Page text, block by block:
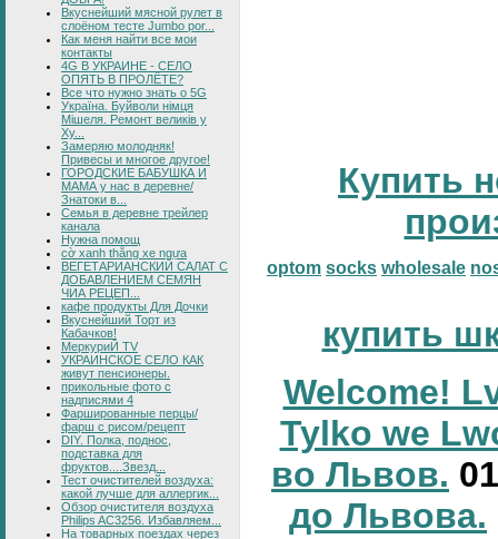
Вкуснейший мясной рулет в
слоёном тесте Jumbo por...
Как меня найти все мои
контакты
4G В УКРАИНЕ - СЕЛО
ОПЯТЬ В ПРОЛЁТЕ?
Все что нужно знать о 5G
Україна. Буйволи німця
Мішеля. Ремонт великів у
Ху...
Замеряю молодняк!
Привесы и многое другое!
ГОРОДСКИЕ БАБУШКА И
МАМА у нас в деревне/
Знатоки в...
Семья в деревне трейлер
канала
Нужна помощ
cờ xanh thắng xe ngựa
ВЕГЕТАРИАНСКИЙ САЛАТ С
ДОБАВЛЕНИЕМ СЕМЯН
ЧИА РЕЦЕП...
кафе продукты Для Дочки
Вкуснейший Торт из
Кабачков!
МеркуриЙ TV
УКРАИНСКОЕ СЕЛО КАК
живут пенсионеры.
прикольные фото с
надписями 4
Фаршированные перцы/
фарш с рисом/рецепт
DIY. Полка, поднос,
подставка для
фруктов....Звезд...
Тест очистителей воздуха:
какой лучше для аллергик...
Обзор очистителя воздуха
Philips AC3256. Избавляем...
На товарных поездах через
Купить
optom socks wholesale
купить
Welcome!
Tylko we
во Львов.
до Львова.